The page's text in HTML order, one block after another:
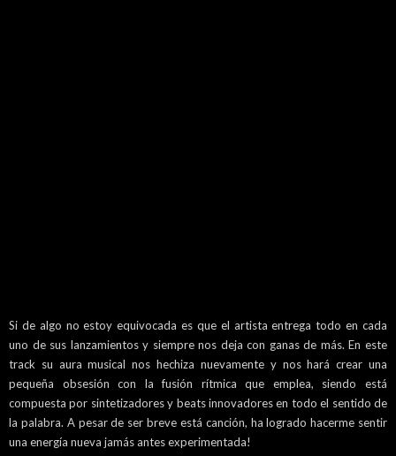
Si de algo no estoy equivocada es que el artista entrega todo en cada
uno de sus lanzamientos y siempre nos deja con ganas de más. En este
track su aura musical nos hechiza nuevamente y nos hará crear una
pequeña obsesión con la fusión rítmica que emplea, siendo está
compuesta por sintetizadores y beats innovadores en todo el sentido de
la palabra. A pesar de ser breve está canción, ha logrado hacerme sentir
una energía nueva jamás antes experimentada!